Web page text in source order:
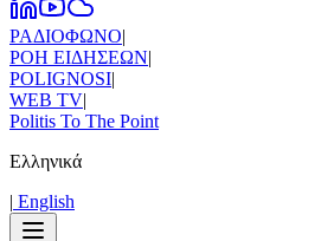
ΡΑΔΙΟΦΩΝΟ|
ΡΟΗ ΕΙΔΗΣΕΩΝ|
POLIGNOSI|
WEB TV|
Politis To The Point
Ελληνικά
| Εnglish